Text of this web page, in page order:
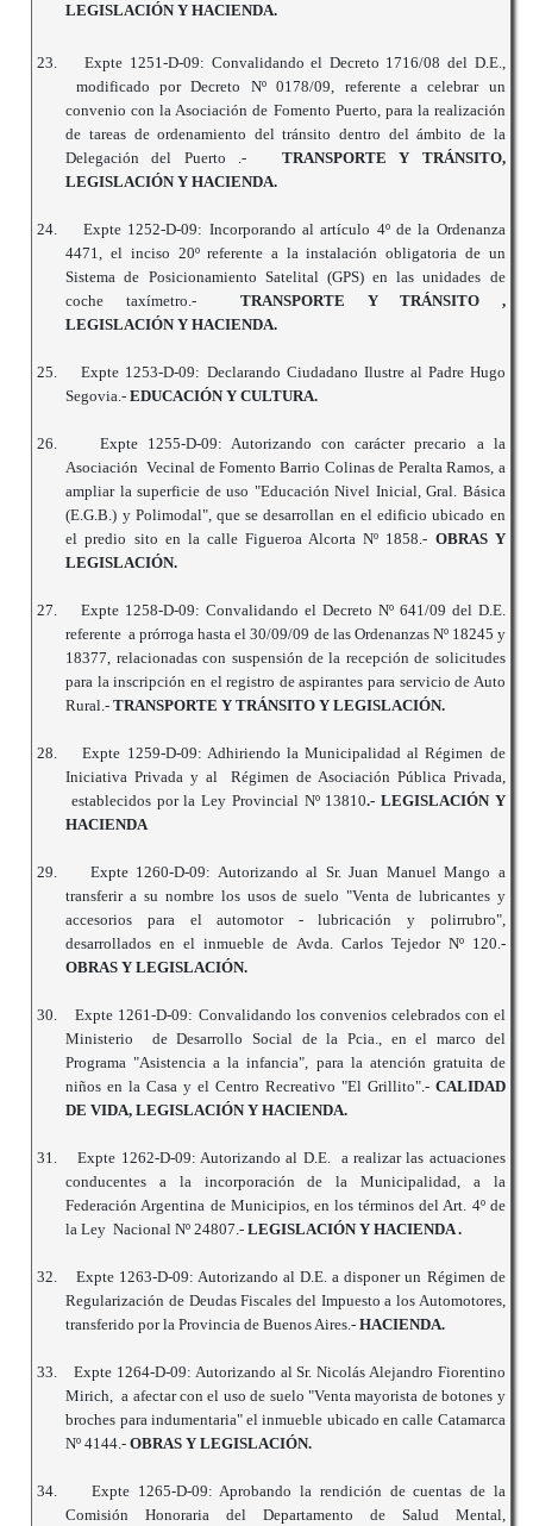
LEGISLACIÓN Y HACIENDA.
23.
Expte 1251-D-09: Convalidando el Decreto 1716/08 del D.E.,
modificado por Decreto Nº 0178/09, referente a celebrar un
convenio con la Asociación de Fomento Puerto, para la realización
de tareas de ordenamiento del tránsito dentro del ámbito de la
Delegación del Puerto .-TRANSPORTE Y TRÁNSITO,
LEGISLACIÓN Y HACIENDA.
24.
Expte 1252-D-09: Incorporando al artículo 4º de la Ordenanza
4471, el inciso 20º referente a la instalación obligatoria de un
Sistema de Posicionamiento Satelital (GPS) en las unidades de
coche taxímetro.- TRANSPORTE Y TRÁNSITO ,
LEGISLACIÓN Y HACIENDA.
25.
Expte 1253-D-09: Declarando Ciudadano Ilustre al Padre Hugo
Segovia.-EDUCACIÓN Y CULTURA.
26.
Expte 1255-D-09: Autorizando con carácter precario a la
Asociación Vecinal de Fomento Barrio Colinas de Peralta Ramos, a
ampliar la superficie de uso "Educación Nivel Inicial, Gral. Básica
(E.G.B.) y Polimodal", que se desarrollan en el edificio ubicado en
el predio sito en la calle Figueroa Alcorta Nº 1858.- OBRAS Y
LEGISLACIÓN.
27.
Expte 1258-D-09: Convalidando el Decreto Nº 641/09 del D.E.
referente a prórroga hasta el 30/09/09 de las Ordenanzas Nº 18245 y
18377, relacionadas con suspensión de la recepción de solicitudes
para la inscripción en el registro de aspirantes para servicio de Auto
Rural.-TRANSPORTE Y TRÁNSITO Y LEGISLACIÓN.
28.
Expte 1259-D-09: Adhiriendo la Municipalidad al Régimen de
Iniciativa Privada y al Régimen de Asociación Pública Privada,
establecidos por la Ley Provincial Nº 13810.- LEGISLACIÓN Y
HACIENDA
29.
Expte 1260-D-09: Autorizando al Sr. Juan Manuel Mango a
transferir a su nombre los usos de suelo "Venta de lubricantes y
accesorios para el automotor - lubricación y polirrubro",
desarrollados en el inmueble de Avda. Carlos Tejedor Nº 120.-
OBRAS Y LEGISLACIÓN.
30.
Expte 1261-D-09: Convalidando los convenios celebrados con el
Ministerio de Desarrollo Social de la Pcia., en el marco del
Programa "Asistencia a la infancia", para la atención gratuita de
niños en la Casa y el Centro Recreativo "El Grillito".- CALIDAD
DE VIDA, LEGISLACIÓN Y HACIENDA.
31.
Expte 1262-D-09: Autorizando al D.E. a realizar las actuaciones
conducentes a la incorporación de la Municipalidad, a la
Federación Argentina de Municipios, en los términos del Art. 4º de
la Ley Nacional Nº 24807.-LEGISLACIÓN Y HACIENDA .
32.
Expte 1263-D-09: Autorizando al D.E. a disponer un Régimen de
Regularización de Deudas Fiscales del Impuesto a los Automotores,
transferido por la Provincia de Buenos Aires.-HACIENDA.
33.
Expte 1264-D-09: Autorizando al Sr. Nicolás Alejandro Fiorentino
Mirich, a afectar con el uso de suelo "Venta mayorista de botones y
broches para indumentaria" el inmueble ubicado en calle Catamarca
Nº 4144.-OBRAS Y LEGISLACIÓN.
34.
Expte 1265-D-09: Aprobando la rendición de cuentas de la
Comisión Honoraria del Departamento de Salud Mental,